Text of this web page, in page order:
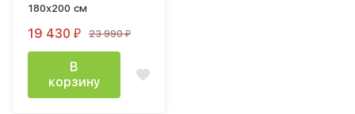
180х200 cм
19 430 ₽ 23 990₽
В
корзину